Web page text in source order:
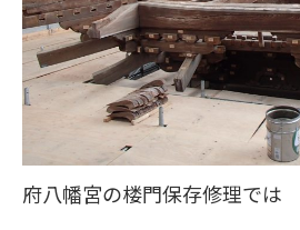
府八幡宮の楼門保存修理では